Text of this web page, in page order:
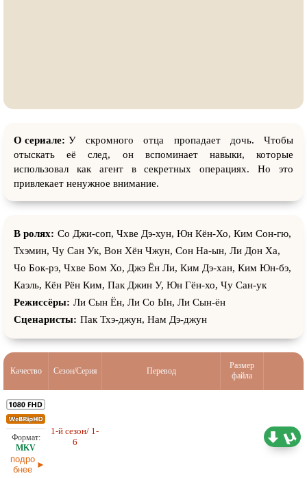
О сериале: У скромного отца пропадает дочь. Чтобы
отыскать её след, он вспоминает навыки, которые
использовал как агент в секретных операциях. Но это
привлекает ненужное внимание.
В ролях: Со Джи-соп, Чхве Дэ-хун, Юн Кён-Хо, Ким Сон-гю,
Тхэмин, Чу Сан Ук, Вон Хён Чжун, Сон На-ын, Ли Дон Ха,
Чо Бок-рэ, Чхве Бом Хо, Джэ Ён Ли, Ким Дэ-хан, Ким Юн-бэ,
Каэль, Кён Рён Ким, Пак Джин У, Юн Гён-хо, Чу Сан-ук
Режиссёры: Ли Сын Ён, Ли Со Ын, Ли Сын-ён
Сценаристы: Пак Тхэ-джун, Нам Дэ-джун
Качество Сезон/Серия Перевод
Размер
файла
подро
бнее
1-й сезон/ 1-
6